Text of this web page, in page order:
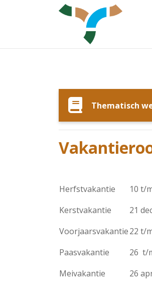
Thematisch
Herfstvakantie
10 t/
Kerstvakantie
21
Voorjaarsvakantie22 t/
Paasvakantie
26 t/
Meivakantie
26